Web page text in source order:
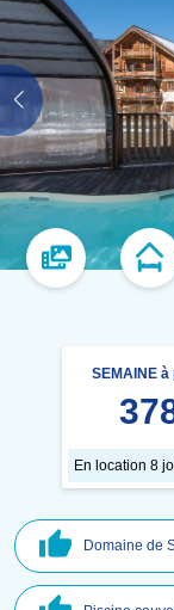
SEMAINE
En location 8
Domaine de